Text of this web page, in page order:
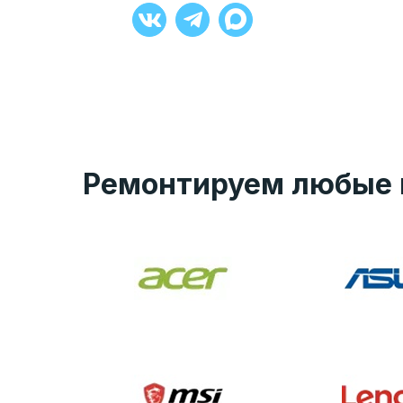
+7 (929) 008-27-90
Ремонтируем любые